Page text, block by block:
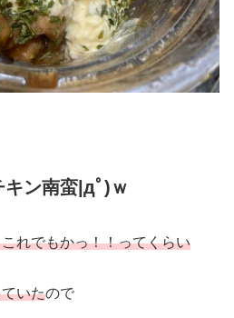
ン南蛮|дﾟ)ｗ
れでもかっ！！ってくらい
いたので